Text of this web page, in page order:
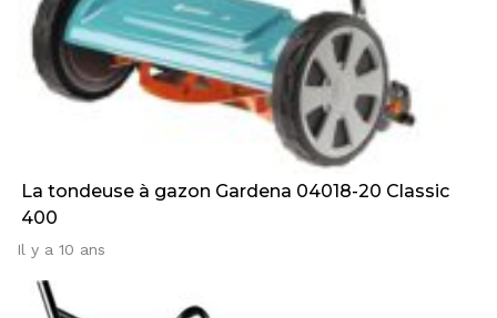
La tondeuse à gazon Gardena 04018-20 Classic
400
Il y a 10 ans